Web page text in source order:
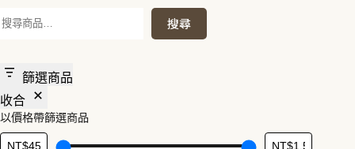
頁
擇
選
項
搜
搜尋
篩選商品
收合
以價格帶篩選商品